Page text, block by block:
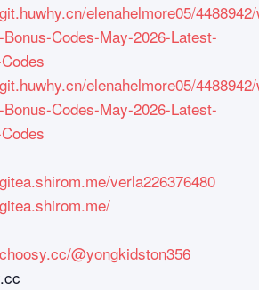
elenahelmore05/
Codes-May-2026-Latest-
elenahelmore05/
Codes-May-2026-Latest-
verla226376480
@yongkidston356